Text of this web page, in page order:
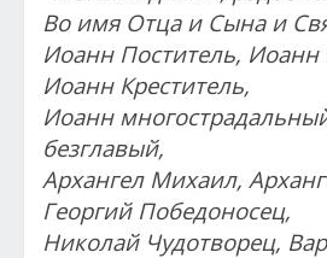
Во имя Отца и Сына и
Иоанн Поститель, Иоанн
Иоанн Креститель,
Иоанн
безглавый,
Архангел Михаил,
Георгий Победоносец,
Николай Чудотворец,